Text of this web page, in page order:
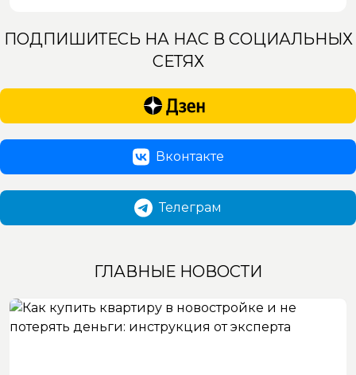
ПОДПИШИТЕСЬ НА НАС В СОЦИАЛЬНЫХ
СЕТЯХ
Вконтакте
Телеграм
ГЛАВНЫЕ НОВОСТИ